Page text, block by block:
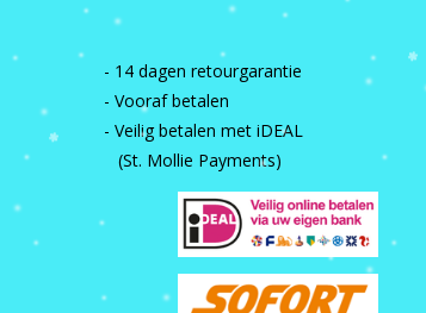
- 14 dagen retourgarantie
- Vooraf betalen
- Veilig betalen met iDEAL
(St. Mollie Payments)